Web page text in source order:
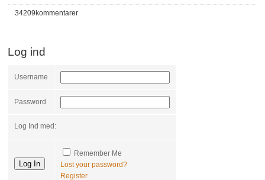
34209 kommentarer
Log ind
Username
Password
Log Ind med:
Remember Me
Lost your password?
Register